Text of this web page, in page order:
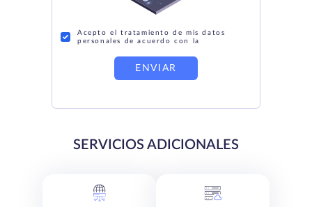
Acepto el tratamiento de mis datos
personales de acuerdo con la
ENVIAR
SERVICIOS ADICIONALES